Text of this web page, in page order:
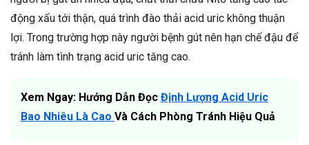
động xấu tới thận, quá trình đào thải acid uric không thuận
lợi. Trong trường hợp này người bệnh gút nên hạn chế đậu để
tránh làm tình trạng acid uric tăng cao.
Xem Ngay: Hướng Dẫn Đọc Định Lượng Acid Uric
Bao Nhiêu Là Cao Và Cách Phòng Tránh Hiệu Quả